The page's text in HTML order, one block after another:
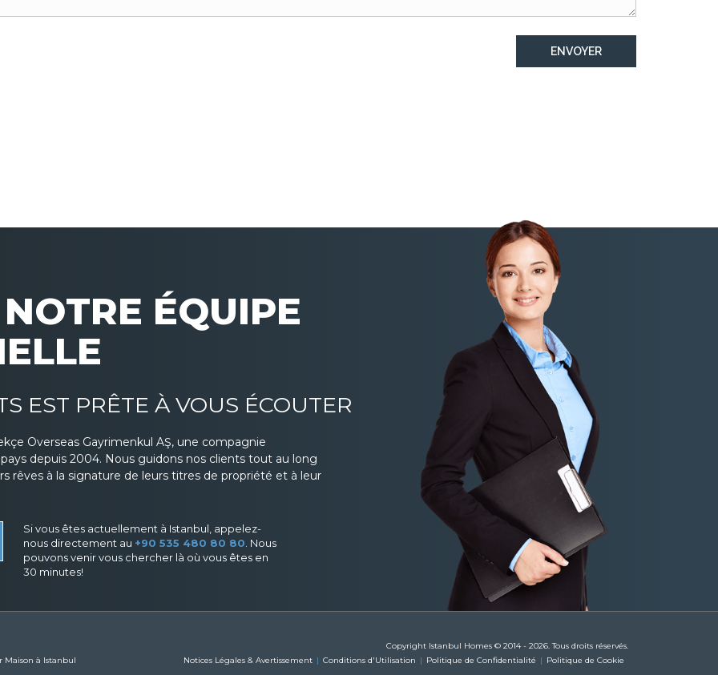
ÉQUIPE
EST PRÊTE À VOUS ÉCOUTER
Overseas Gayrimenkul AŞ, une compagnie
depuis 2004. Nous guidons nos clients tout au long
rêves à la signature de leurs titres de propriété et à leur
Si vous êtes actuellement à Istanbul, appelez-
nous directement au +90 535 480 80 80 . Nous
pouvons venir vous chercher là où vous êtes en
30 minutes!
Maison à Istanbul
Copyright Istanbul Homes © 2014 - 2026. Tous droits réservés.
Notices Légales & Avertissement
Conditions d'Utilisation Politique de Confidentialité Politique de Cookie